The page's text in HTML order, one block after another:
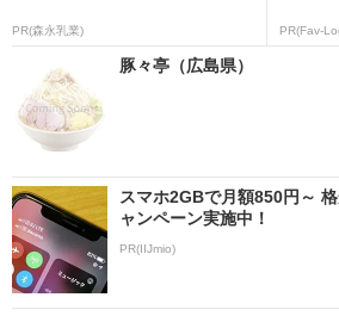
PR(森永乳業) PR(Fav-
豚々亭（広島県）
スマホ2GBで月額850円～
ャンペーン実施中！
PR(IIJmio)